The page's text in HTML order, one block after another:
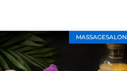
MASSAGESALON